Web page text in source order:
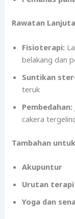
Rawatan
Fisioterapi:
belakang dan
Suntikan
teruk
Pembedahan:
cakera
Tambahan
Akupuntur
Urutan terapi
Yoga dan